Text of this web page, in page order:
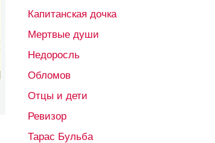
Капитанская дочка
Мертвые души
Недоросль
Обломов
Отцы и дети
Ревизор
Тарас Бульба